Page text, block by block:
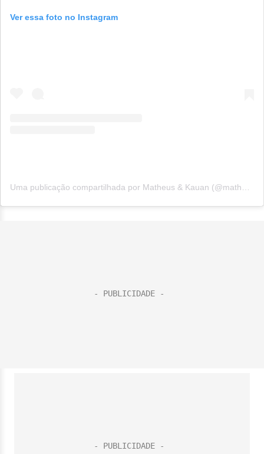
Ver essa foto no Instagram
Uma publicação compartilhada por Matheus & Kauan (@matheusekauan)